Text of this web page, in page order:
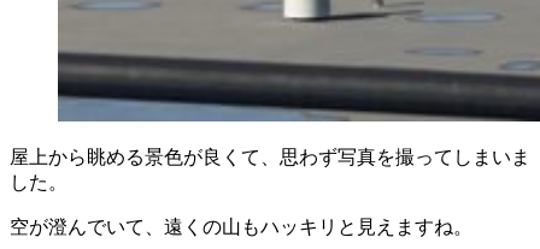
屋上から眺める景色が良くて、思わず写真を撮ってしまいま
した。
空が澄んでいて、遠くの山もハッキリと見えますね。